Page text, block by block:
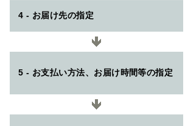
4 - お届け先の指定
5 - お支払い方法、お届け時間等の指定